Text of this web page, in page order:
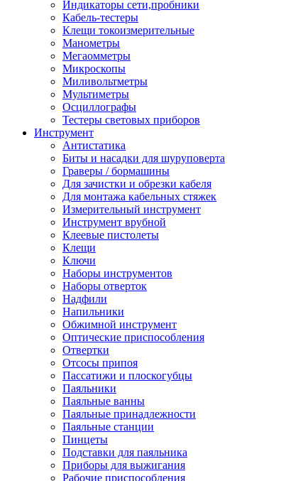
Индикаторы сети,пробники
Кабель-тестеры
Клещи токоизмерительные
Манометры
Мегаомметры
Микроскопы
Миливольтметры
Мультиметры
Осциллографы
Тестеры световых приборов
Инструмент
Антистатика
Биты и насадки для шуруповерта
Граверы / бормашины
Для зачистки и обрезки кабеля
Для монтажа кабельных стяжек
Измерительный инструмент
Инструмент врубной
Клеевые пистолеты
Клещи
Ключи
Наборы инструментов
Наборы отверток
Надфили
Напильники
Обжимной инструмент
Оптические приспособления
Отвертки
Отсосы припоя
Пассатижи и плоскогубцы
Паяльники
Паяльные ванны
Паяльные принадлежности
Паяльные станции
Пинцеты
Подставки для паяльника
Приборы для выжигания
Рабочие приспособления